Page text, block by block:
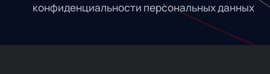
конфиденциальности персональных данных